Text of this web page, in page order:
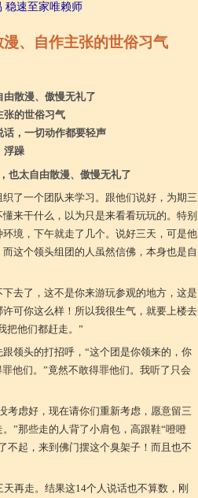
稳速至家唯赖师
、自作主张的世俗习气
散漫、傲慢无礼了
张的世俗习气
，一切动作都要轻声
浮躁
也太自由散漫、傲慢无礼了
了一个团队来学习。跟他们说好，为期三
来干什么，以为只是来看看玩玩的。特别
境，下午就走了几个。说好三天，可是他
这个领头组团的人虽然信佛，本身也是自
去了，这不是你来游玩参观的地方，这是
可你这么样！所以我很生气，就要上楼去
把他们都赶走。”
领头的打招呼，“这个团是你领来的，你
他们。”竟然不敢得罪他们。我听了只会
考虑好，现在请你们重新考虑，愿意留三
”那些走的人背了小肩包，高跟鞋“噔噔
不起，来到佛门摆这个臭架子！而且也不
再走。结果这14个人说话也不算数，刚